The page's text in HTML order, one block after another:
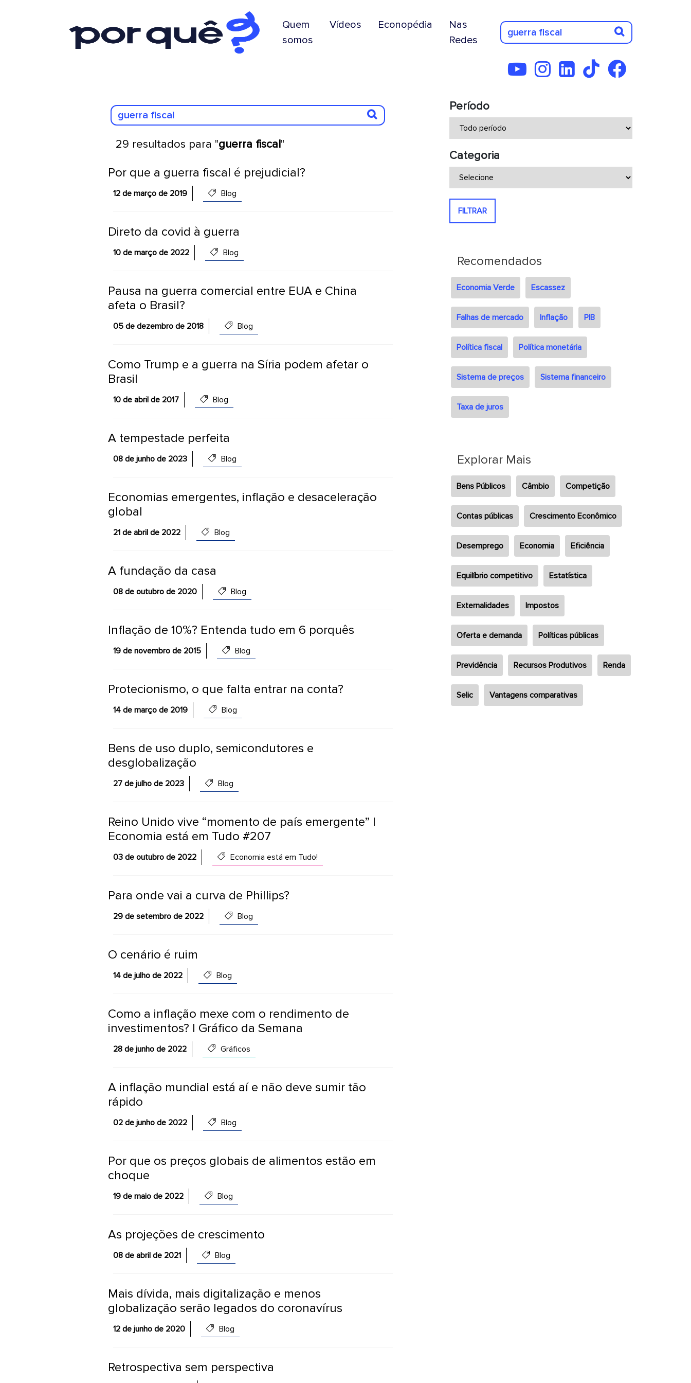
Quem
somos
Vídeos Econopédia
Nas
Redes
29 resultados para "guerra fiscal"
Por que a guerra fiscal é prejudicial?
12 de março de 2019 Blog
Direto da covid à guerra
10 de março de 2022 Blog
Pausa na guerra comercial entre EUA e China
afeta o Brasil?
05 de dezembro de 2018 Blog
Como Trump e a guerra na Síria podem afetar o
Brasil
10 de abril de 2017 Blog
A tempestade perfeita
08 de junho de 2023 Blog
Economias emergentes, inflação e desaceleração
global
21 de abril de 2022 Blog
A fundação da casa
08 de outubro de 2020 Blog
Inflação de 10%? Entenda tudo em 6 porquês
19 de novembro de 2015 Blog
Protecionismo, o que falta entrar na conta?
14 de março de 2019 Blog
Bens de uso duplo, semicondutores e
desglobalização
27 de julho de 2023 Blog
Reino Unido vive “momento de país emergente” |
Economia está em Tudo #207
03 de outubro de 2022 Economia está em Tudo!
Para onde vai a curva de Phillips?
29 de setembro de 2022 Blog
O cenário é ruim
14 de julho de 2022 Blog
Como a inflação mexe com o rendimento de
investimentos? | Gráfico da Semana
28 de junho de 2022 Gráficos
A inflação mundial está aí e não deve sumir tão
rápido
02 de junho de 2022 Blog
Por que os preços globais de alimentos estão em
choque
19 de maio de 2022 Blog
As projeções de crescimento
08 de abril de 2021 Blog
Mais dívida, mais digitalização e menos
globalização serão legados do coronavírus
12 de junho de 2020 Blog
Retrospectiva sem perspectiva
Período
Categoria
FILTRAR
Recomendados
Economia Verde Escassez
Falhas de mercado Inflação PIB
Política fiscal Política monetária
Sistema de preços Sistema financeiro
Taxa de juros
Explorar Mais
Bens Públicos Câmbio Competição
Contas públicas Crescimento Econômico
Desemprego Economia Eficiência
Equilíbrio competitivo Estatística
Externalidades Impostos
Oferta e demanda Políticas públicas
Previdência Recursos Produtivos Renda
Selic Vantagens comparativas